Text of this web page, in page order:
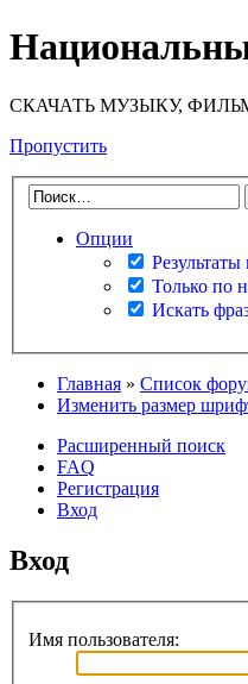
СКАЧАТЬ МУЗЫКУ,
Пропустить
Опции
Только по
Искать
Главная » Список
Изменить размер
Расширенный поиск
FAQ
Регистрация
Вход
Вход
Имя пользователя: